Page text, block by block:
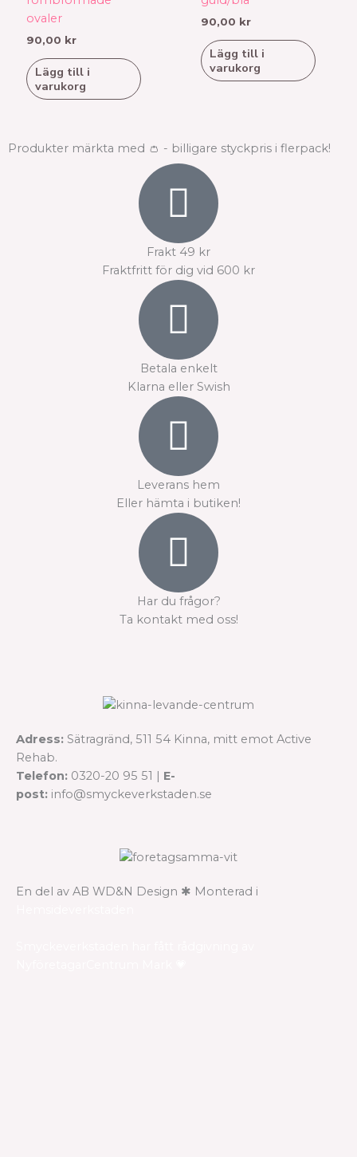
ovaler
90,00 kr
Lägg till i
varukorg
90,00 kr
Lägg till i
varukorg
Produkter märkta med 👛 - billigare styckpris i flerpack!
Frakt 49 kr
Fraktfritt för dig vid 600 kr
Betala enkelt
Klarna eller Swish
Leverans hem
Eller hämta i butiken!
Har du frågor?
Ta kontakt med oss!
Adress: Sätragränd, 511 54 Kinna, mitt emot Active
Rehab.
Telefon: 0320-20 95 51 | E-
post: info@smyckeverkstaden.se
En del av AB WD&N Design ✱ Monterad i